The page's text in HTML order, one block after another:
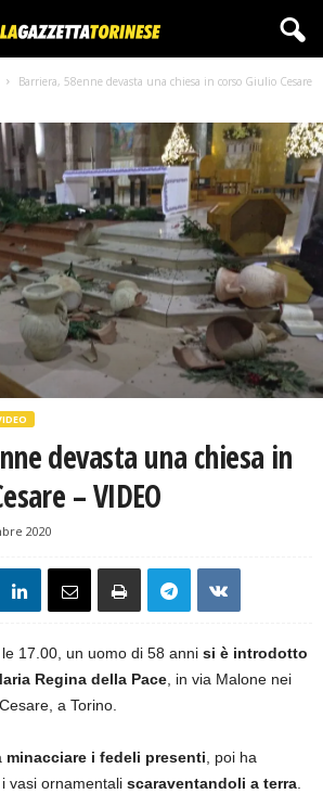
Barriera, 58enne devasta una chiesa in corso Giulio Cesare
devasta una chiesa in
– VIDEO
2020
17.00, un uomo di 58 anni si è introdotto
Regina della Pace, in via Malone nei
a Torino.
minacciare i fedeli presenti, poi ha
vasi ornamentali scaraventandoli a terra.